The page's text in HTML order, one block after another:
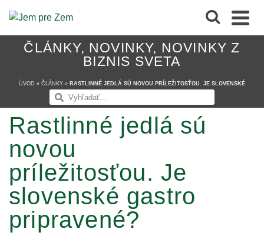
ČLÁNKY, NOVINKY, NOVINKY Z
BIZNIS SVETA
ÚVOD » ČLÁNKY » RASTLINNÉ JEDLÁ SÚ NOVOU PRÍLEŽITOSŤOU. JE SLOVENSKÉ
Rastlinné jedlá sú
novou
príležitosťou. Je
slovenské gastro
pripravené?